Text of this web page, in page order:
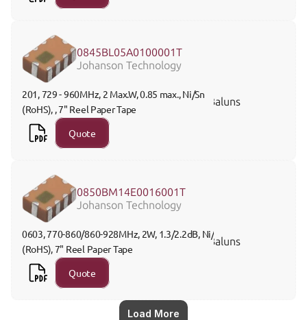
0845BL05A0100001T
Johanson Technology
201, 729 - 960MHz, 2 Max.W, 0.85 max., Ni/Sn
(RoHS), , 7" Reel Paper Tape
Baluns
Quote
0850BM14E0016001T
Johanson Technology
0603, 770-860/860-928MHz, 2W, 1.3/2.2dB, Ni/Sn
(RoHS), 7" Reel Paper Tape
Baluns
Quote
Load More